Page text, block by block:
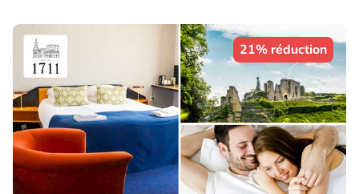
21% réduction